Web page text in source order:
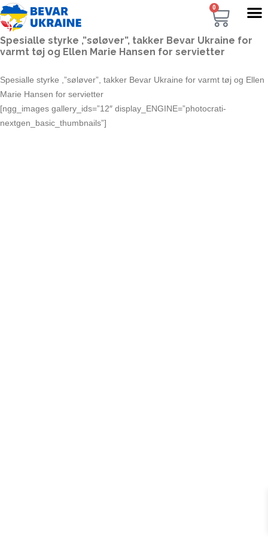
0
Spesialle styrke ,”søløver”, takker Bevar Ukraine for
varmt tøj og Ellen Marie Hansen for servietter
Spesialle styrke ,”søløver”, takker Bevar Ukraine for varmt tøj og Ellen
Marie Hansen for servietter
[ngg_images gallery_ids=”12″ display_ENGINE=”photocrati-
nextgen_basic_thumbnails”]